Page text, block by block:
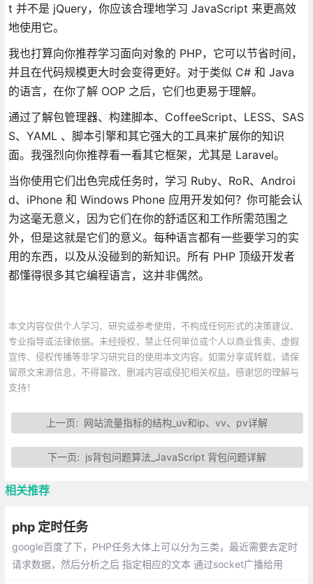
t 并不是 jQuery，你应该合理地学习 JavaScript 来更高效
地使用它。
我也打算向你推荐学习面向对象的 PHP，它可以节省时间，
并且在代码规模更大时会变得更好。对于类似 C# 和 Java
的语言，在你了解 OOP 之后，它们也更易于理解。
通过了解包管理器、构建脚本、CoffeeScript、LESS、SAS
S、YAML 、脚本引擎和其它强大的工具来扩展你的知识
面。我强烈向你推荐看一看其它框架，尤其是 Laravel。
当你使用它们出色完成任务时，学习 Ruby、RoR、Androi
d、iPhone 和 Windows Phone 应用开发如何？你可能会认
为这毫无意义，因为它们在你的舒适区和工作所需范围之
外，但是这就是它们的意义。每种语言都有一些要学习的实
用的东西，以及从没碰到的新知识。所有 PHP 顶级开发者
都懂得很多其它编程语言，这并非偶然。
本文内容仅供个人学习、研究或参考使用，不构成任何形式的决策建议、
专业指导或法律依据。未经授权，禁止任何单位或个人以商业售卖、虚假
宣传、侵权传播等非学习研究目的使用本文内容。如需分享或转载，请保
留原文来源信息，不得篡改、删减内容或侵犯相关权益。感谢您的理解与
支持！
上一页: 网站流量指标的结构_uv和ip、vv、pv详解
下一页: js背包问题算法_JavaScript 背包问题详解
相关推荐
php 定时任务
google百度了下，PHP任务大体上可以分为三类，最近需要去定时
请求数据，然后分析之后 指定相应的文本 通过socket广播给用